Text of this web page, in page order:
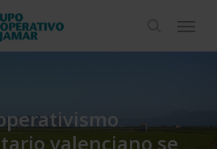
search
Menu
valenciano se